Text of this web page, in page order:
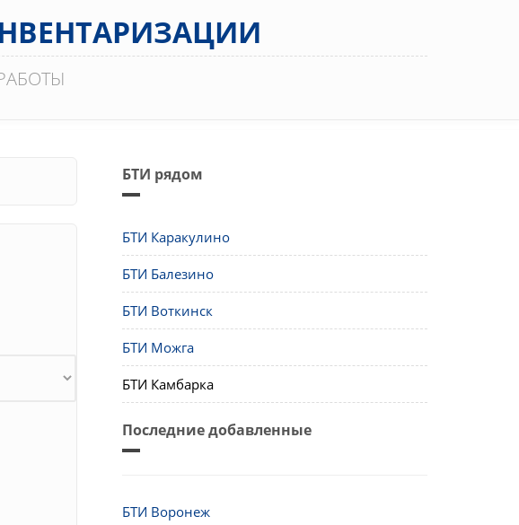
БТИ рядом
БТИ Каракулино
БТИ Балезино
БТИ Воткинск
БТИ Можга
БТИ Камбарка
Последние добавленные
БТИ Воронеж